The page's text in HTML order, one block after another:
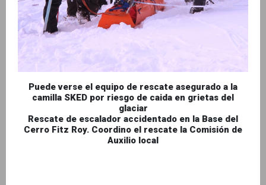
Puede verse el equipo de rescate asegurado a la
camilla SKED por riesgo de caida en grietas del
glaciar
Rescate de escalador accidentado en la Base del
Cerro Fitz Roy. Coordino el rescate la Comisión de
Auxilio local